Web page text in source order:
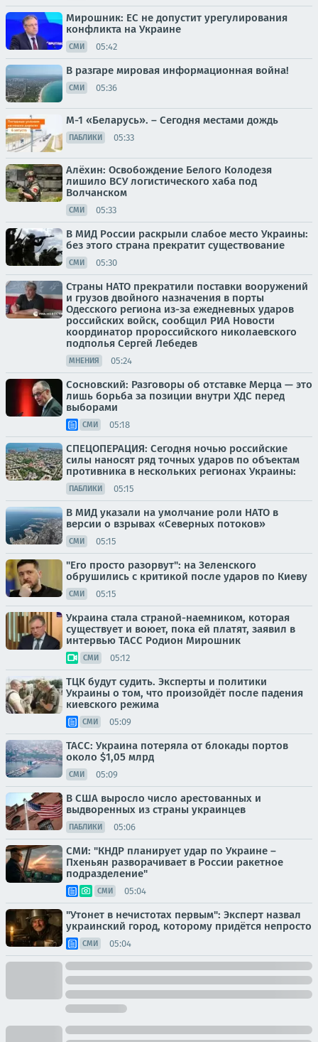
Мирошник: ЕС не допустит урегулирования
конфликта на Украине
СМИ 05:42
В разгаре мировая информационная война!
СМИ 05:36
М-1 «Беларусь». – Сегодня местами дождь
ПАБЛИКИ 05:33
Алёхин: Освобождение Белого Колодезя
лишило ВСУ логистического хаба под
Волчанском
СМИ 05:33
В МИД России раскрыли слабое место Украины:
без этого страна прекратит существование
СМИ 05:30
Страны НАТО прекратили поставки вооружений
и грузов двойного назначения в порты
Одесского региона из-за ежедневных ударов
российских войск, сообщил РИА Новости
координатор пророссийского николаевского
подполья Сергей Лебедев
МНЕНИЯ 05:24
Сосновский: Разговоры об отставке Мерца — это
лишь борьба за позиции внутри ХДС перед
выборами
СМИ 05:18
СПЕЦОПЕРАЦИЯ: Сегодня ночью российские
силы наносят ряд точных ударов по объектам
противника в нескольких регионах Украины:
ПАБЛИКИ 05:15
В МИД указали на умолчание роли НАТО в
версии о взрывах «Северных потоков»
СМИ 05:15
"Его просто разорвут": на Зеленского
обрушились с критикой после ударов по Киеву
СМИ 05:15
Украина стала страной-наемником, которая
существует и воюет, пока ей платят, заявил в
интервью ТАСС Родион Мирошник
СМИ 05:12
ТЦК будут судить. Эксперты и политики
Украины о том, что произойдёт после падения
киевского режима
СМИ 05:09
ТАСС: Украина потеряла от блокады портов
около $1,05 млрд
СМИ 05:09
В США выросло число арестованных и
выдворенных из страны украинцев
ПАБЛИКИ 05:06
СМИ: "КНДР планирует удар по Украине –
Пхеньян разворачивает в России ракетное
подразделение"
СМИ 05:04
"Утонет в нечистотах первым": Эксперт назвал
украинский город, которому придётся непросто
СМИ 05:04